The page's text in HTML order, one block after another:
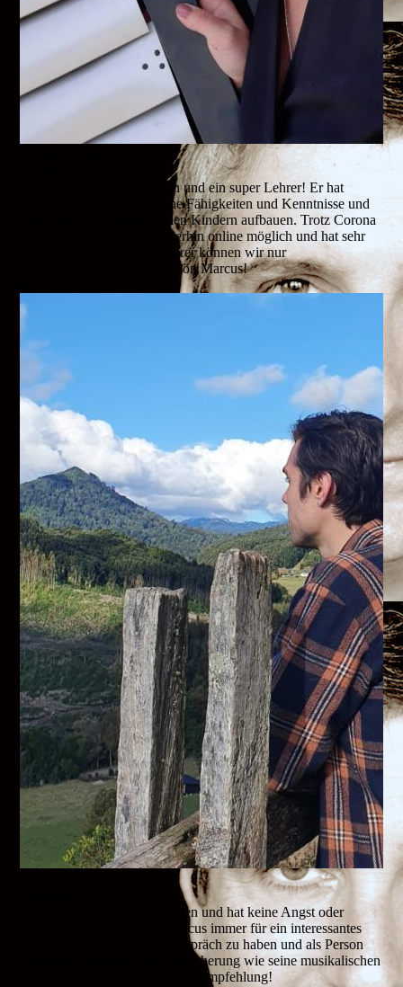
Marcus ist ein toller Mensch und ein super Lehrer! Er hat
hervorragende pädagogische Fähigkeiten und Kenntnisse und
kann sehr gut Kontakt zu den Kindern aufbauen. Trotz Corona
war Gesangsunterricht weiterhin online möglich und hat sehr
gut funktioniert. Diesen Lehrer können wir nur
weiterempfehlen! Danke schön Marcus!
Man hat einfach Lust zu singen und hat keine Angst oder
Nervosität. Außerdem ist Marcus immer für ein interessantes
und abwechslungsreiches Gespräch zu haben und als Person
mindestens genauso eine Bereicherung wie seine musikalischen
Kenntnisse. Von mir eine klare Empfehlung!